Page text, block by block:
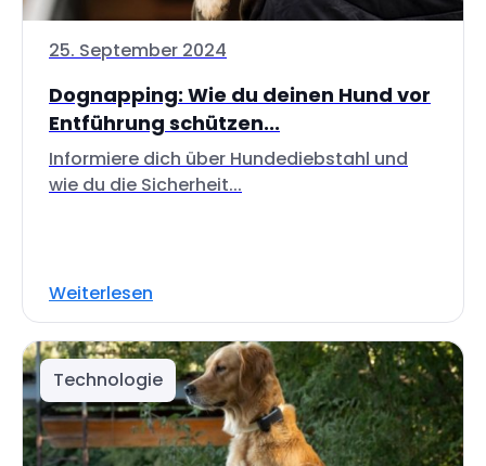
25. September 2024
Dognapping: Wie du deinen Hund vor
Entführung schützen...
Informiere dich über Hundediebstahl und
wie du die Sicherheit...
Weiterlesen
Technologie